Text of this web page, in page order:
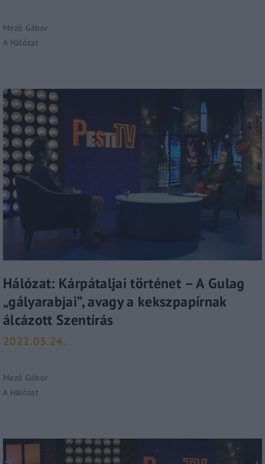
Mező Gábor
A Hálózat
Hálózat: Kárpátaljai történet – A Gulag
„gályarabjai”, avagy a kekszpapírnak
álcázott Szentírás
2022.03.24.
Mező Gábor
A Hálózat